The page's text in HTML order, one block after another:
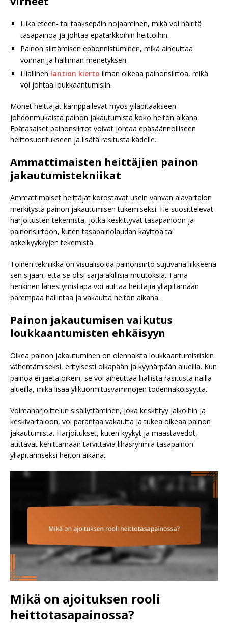
Liika eteen- tai taaksepäin nojaaminen, mikä voi häiritä
tasapainoa ja johtaa epätarkkoihin heittoihin.
Painon siirtämisen epäonnistuminen, mikä aiheuttaa
voiman ja hallinnan menetyksen.
Liiallinen lantion kierto ilman oikeaa painonsiirtoa, mikä
voi johtaa loukkaantumisiin.
Monet heittäjät kamppailevat myös ylläpitääkseen
johdonmukaista painon jakautumista koko heiton aikana.
Epätasaiset painonsiirrot voivat johtaa epäsäännölliseen
heittosuoritukseen ja lisätä rasitusta kädelle.
Ammattimaisten heittäjien painon
jakautumistekniikat
Ammattimaiset heittäjät korostavat usein vahvan alavartalon
merkitystä painon jakautumisen tukemiseksi. He suosittelevat
harjoitusten tekemistä, jotka keskittyvät tasapainoon ja
painonsiirtoon, kuten tasapainolaudan käyttöä tai
askelkyykkyjen tekemistä.
Toinen tekniikka on visualisoida painonsiirto sujuvana liikkeenä
sen sijaan, että se olisi sarja äkillisiä muutoksia. Tämä
henkinen lähestymistapa voi auttaa heittäjiä ylläpitämään
parempaa hallintaa ja vakautta heiton aikana.
Painon jakautumisen vaikutus
loukkaantumisten ehkäisyyn
Oikea painon jakautuminen on olennaista loukkaantumisriskin
vähentämiseksi, erityisesti olkapään ja kyynärpään alueilla. Kun
painoa ei jaeta oikein, se voi aiheuttaa liiallista rasitusta näillä
alueilla, mikä lisää ylikuormitusvammojen todennäköisyyttä.
Voimaharjoittelun sisällyttäminen, joka keskittyy jalkoihin ja
keskivartaloon, voi parantaa vakautta ja tukea oikeaa painon
jakautumista. Harjoitukset, kuten kyykyt ja maastavedot,
auttavat kehittämään tarvittavia lihasryhmiä tasapainon
ylläpitämiseksi heiton aikana.
Mikä on ajoituksen rooli
heittotasapainossa?